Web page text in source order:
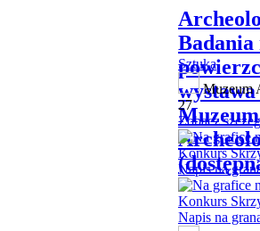
wystawa
Muzeum
Sztuka
Muzeum
27
Zobacz